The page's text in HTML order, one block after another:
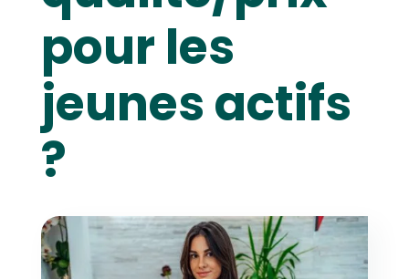
pour les
jeunes actifs
?